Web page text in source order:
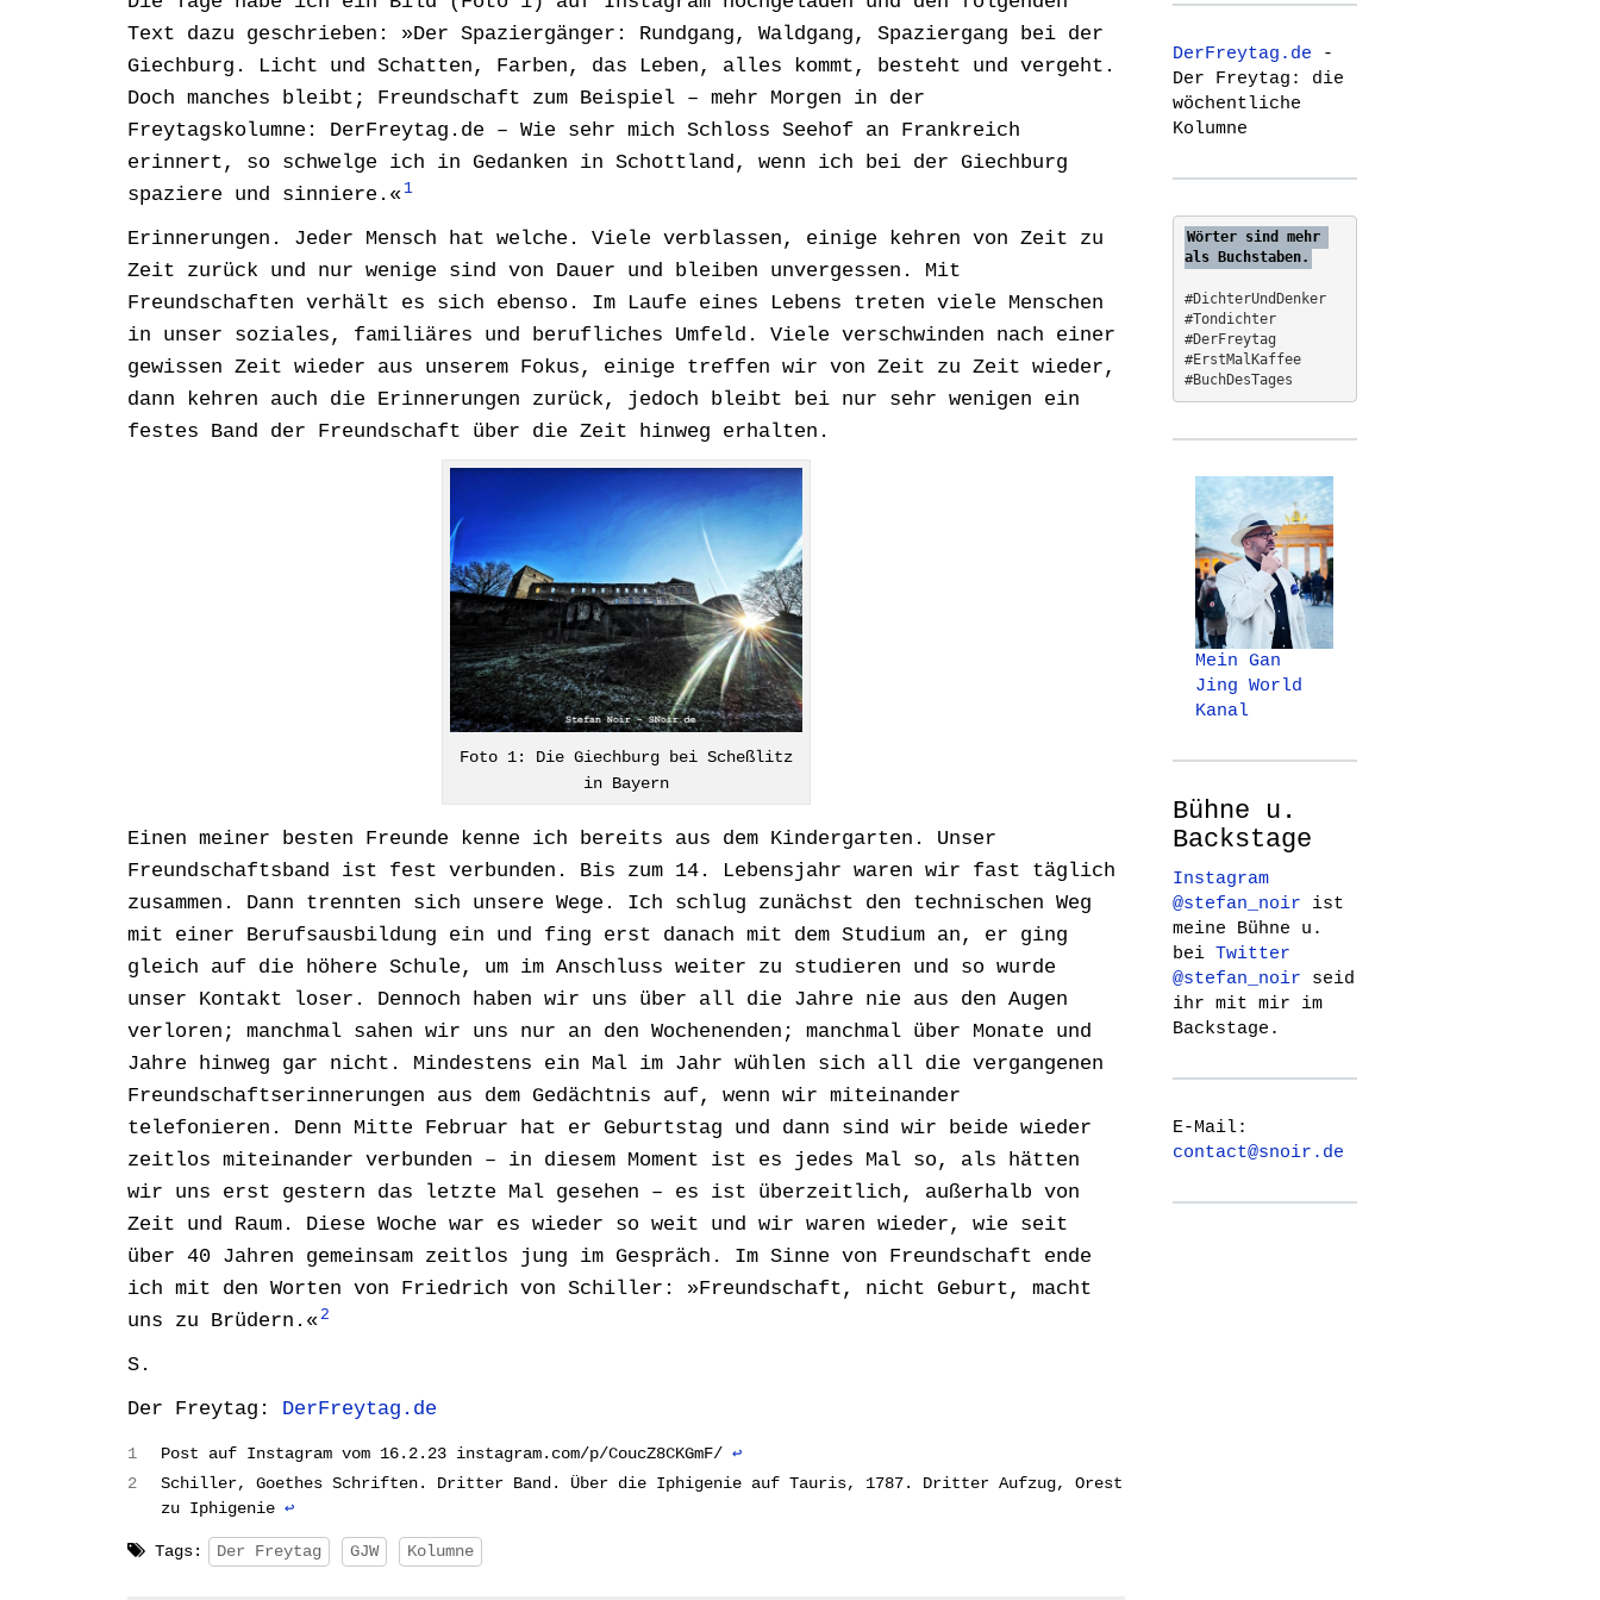
Text dazu geschrieben: »Der Spaziergänger: Rundgang, Waldgang, Spaziergang bei der
Giechburg. Licht und Schatten, Farben, das Leben, alles kommt, besteht und vergeht.
Doch manches bleibt; Freundschaft zum Beispiel – mehr Morgen in der
Freytagskolumne: DerFreytag.de – Wie sehr mich Schloss Seehof an Frankreich
erinnert, so schwelge ich in Gedanken in Schottland, wenn ich bei der Giechburg
spaziere und sinniere.« 1
Erinnerungen. Jeder Mensch hat welche. Viele verblassen, einige kehren von Zeit zu
Zeit zurück und nur wenige sind von Dauer und bleiben unvergessen. Mit
Freundschaften verhält es sich ebenso. Im Laufe eines Lebens treten viele Menschen
in unser soziales, familiäres und berufliches Umfeld. Viele verschwinden nach einer
gewissen Zeit wieder aus unserem Fokus, einige treffen wir von Zeit zu Zeit wieder,
dann kehren auch die Erinnerungen zurück, jedoch bleibt bei nur sehr wenigen ein
festes Band der Freundschaft über die Zeit hinweg erhalten.
Foto 1: Die Giechburg bei Scheßlitz
in Bayern
Einen meiner besten Freunde kenne ich bereits aus dem Kindergarten. Unser
Freundschaftsband ist fest verbunden. Bis zum 14. Lebensjahr waren wir fast täglich
zusammen. Dann trennten sich unsere Wege. Ich schlug zunächst den technischen Weg
mit einer Berufsausbildung ein und fing erst danach mit dem Studium an, er ging
gleich auf die höhere Schule, um im Anschluss weiter zu studieren und so wurde
unser Kontakt loser. Dennoch haben wir uns über all die Jahre nie aus den Augen
verloren; manchmal sahen wir uns nur an den Wochenenden; manchmal über Monate und
Jahre hinweg gar nicht. Mindestens ein Mal im Jahr wühlen sich all die vergangenen
Freundschaftserinnerungen aus dem Gedächtnis auf, wenn wir miteinander
telefonieren. Denn Mitte Februar hat er Geburtstag und dann sind wir beide wieder
zeitlos miteinander verbunden – in diesem Moment ist es jedes Mal so, als hätten
wir uns erst gestern das letzte Mal gesehen – es ist überzeitlich, außerhalb von
Zeit und Raum. Diese Woche war es wieder so weit und wir waren wieder, wie seit
über 40 Jahren gemeinsam zeitlos jung im Gespräch. Im Sinne von Freundschaft ende
ich mit den Worten von Friedrich von Schiller: »Freundschaft, nicht Geburt, macht
uns zu Brüdern.« 2
S.
Der Freytag: DerFreytag.de
1 Post auf Instagram vom 16.2.23 instagram.com/p/CoucZ8CKGmF/↩︎
2
Schiller, Goethes Schriften. Dritter Band. Über die Iphigenie auf Tauris, 1787. Dritter Aufzug, Orest
zu Iphigenie↩︎
Tags: Der Freytag GJW Kolumne
r
h
f
o
r
DerFreytag.de -
Der Freytag: die
wöchentliche
Kolumne
Wörter sind mehr
als Buchstaben.
#DichterUndDenker
#Tondichter
#DerFreytag
#ErstMalKaffee
#BuchDesTages
Mein Gan
Jing World
Kanal
Bühne u.
Backstage
Instagram
@stefan_noir ist
meine Bühne u.
bei Twitter
@stefan_noir seid
ihr mit mir im
Backstage.
E-Mail:
contact@snoir.de